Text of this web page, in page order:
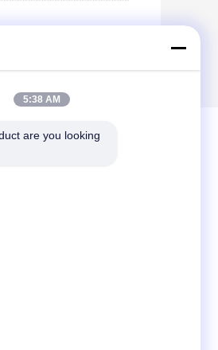
5:38 AM
are you looking